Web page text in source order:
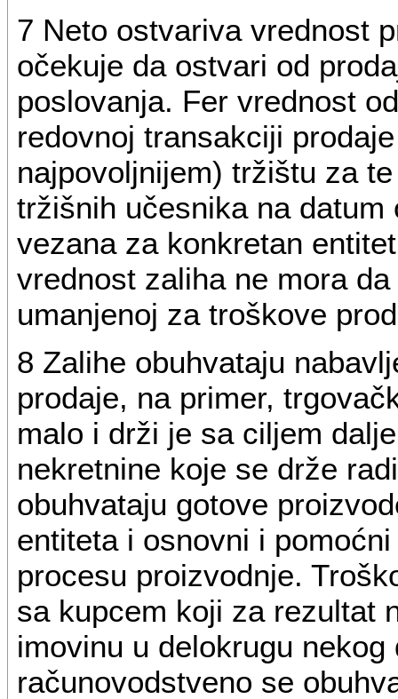
7 Neto ostvariva vrednost
očekuje da ostvari od
poslovanja. Fer vrednost
redovnoj transakciji
najpovoljnijem) tržištu za
tržišnih učesnika na
vezana za konkretan
vrednost zaliha ne mora
umanjenoj za troškove
8 Zalihe obuhvataju
prodaje, na primer,
malo i drži je sa ciljem
nekretnine koje se drže
obuhvataju gotove
entiteta i osnovni i
procesu proizvodnje.
sa kupcem koji za rezultat
imovinu u delokrugu
računovodstveno se